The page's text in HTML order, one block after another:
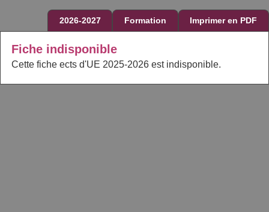
2026-2027 Formation Imprimer en PDF
Fiche indisponible
Cette fiche ects d'UE 2025-2026 est indisponible.